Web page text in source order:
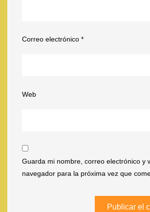
Correo electrónico *
Web
Guarda mi nombre, correo electrónico y
navegador para la próxima vez que